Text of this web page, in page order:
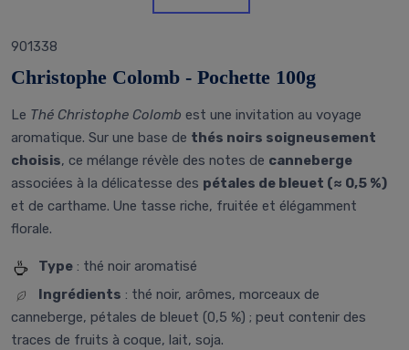
901338
Christophe Colomb - Pochette 100g
Le Thé Christophe Colomb est une invitation au voyage
aromatique. Sur une base de thés noirs soigneusement
choisis, ce mélange révèle des notes de canneberge
associées à la délicatesse des pétales de bleuet (≈ 0,5 %)
et de carthame. Une tasse riche, fruitée et élégamment
florale.
Type : thé noir aromatisé
Ingrédients : thé noir, arômes, morceaux de
canneberge, pétales de bleuet (0,5 %) ; peut contenir des
traces de fruits à coque, lait, soja.